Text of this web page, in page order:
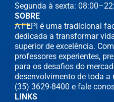
SOBRE
A FEPI é uma tradicional
dedicada a transformar
superior de excelência.
professores experientes,
para os desafios do
desenvolvimento de toda
(35) 3629-8400 e fale
LINKS
Segunda à sexta: